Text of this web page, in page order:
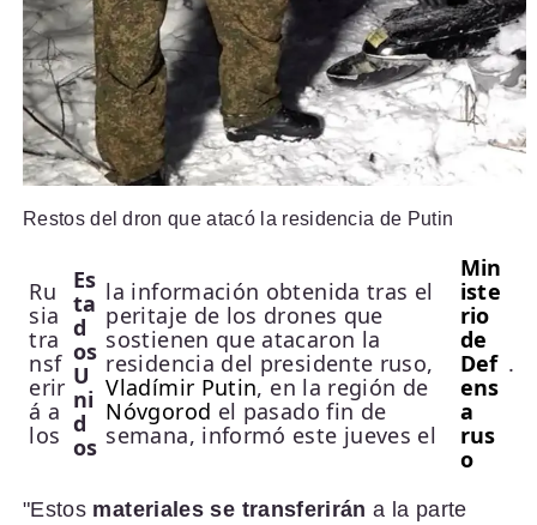
Restos del dron que atacó la residencia de Putin
Ru
sia
tra
nsf
erir
á a
los
Es
ta
d
os
U
ni
d
os
la información obtenida tras el
peritaje de los drones que
sostienen que atacaron la
residencia del presidente ruso,
Vladímir Putin, en la región de
Nóvgorod el pasado fin de
semana, informó este jueves el
Min
iste
rio
de
Def
ens
a
rus
o
.
"Estos materiales se transferirán a la parte